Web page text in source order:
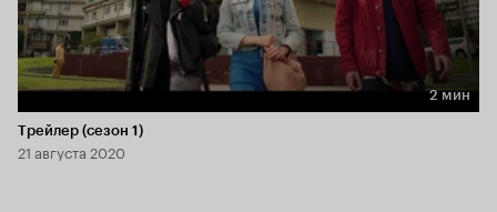
Длительность 2 мин
2 мин
Трейлер (сезон 1)
21 августа 2020